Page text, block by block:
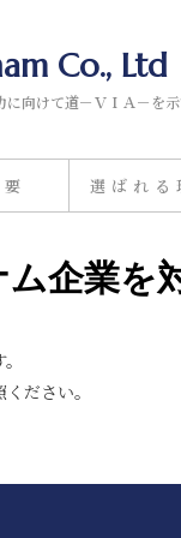
Co., Ltd
向けて道－ＶＩＡ－を
選ばれる
企業を
ださい。